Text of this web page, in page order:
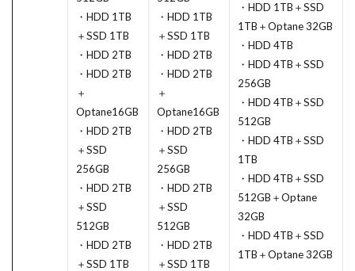
・HDD 1TB
＋SSD 1TB
・HDD 2TB
・HDD 2TB
＋
Optane16GB
・HDD 2TB
＋SSD
256GB
・HDD 2TB
＋SSD
512GB
・HDD 2TB
＋SSD 1TB
・HDD 1TB
＋SSD 1TB
・HDD 2TB
・HDD 2TB
＋
Optane16GB
・HDD 2TB
＋SSD
256GB
・HDD 2TB
＋SSD
512GB
・HDD 2TB
＋SSD 1TB
・HDD 1TB＋SSD
1TB＋Optane 32GB
・HDD 4TB
・HDD 4TB＋SSD
256GB
・HDD 4TB＋SSD
512GB
・HDD 4TB＋SSD
1TB
・HDD 4TB＋SSD
512GB＋Optane
32GB
・HDD 4TB＋SSD
1TB＋Optane 32GB